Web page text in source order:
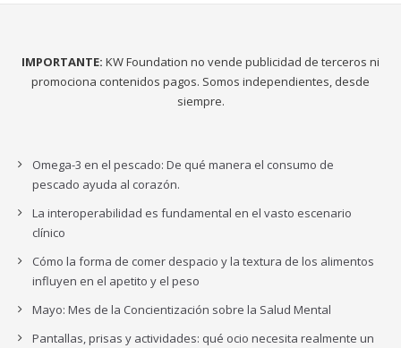
IMPORTANTE: KW Foundation no vende publicidad de terceros ni
promociona contenidos pagos. Somos independientes, desde
siempre.
Omega-3 en el pescado: De qué manera el consumo de
pescado ayuda al corazón.
La interoperabilidad es fundamental en el vasto escenario
clínico
Cómo la forma de comer despacio y la textura de los alimentos
influyen en el apetito y el peso
Mayo: Mes de la Concientización sobre la Salud Mental
Pantallas, prisas y actividades: qué ocio necesita realmente un